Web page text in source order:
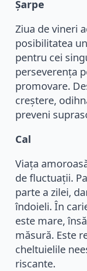
Șarpe
Ziua de vineri
posibilitatea
pentru cei
perseverența
promovare.
creștere,
preveni
Cal
Viața
de fluctuații.
parte a zilei,
îndoieli. În
este mare,
măsură. Este
cheltuielile
riscante.